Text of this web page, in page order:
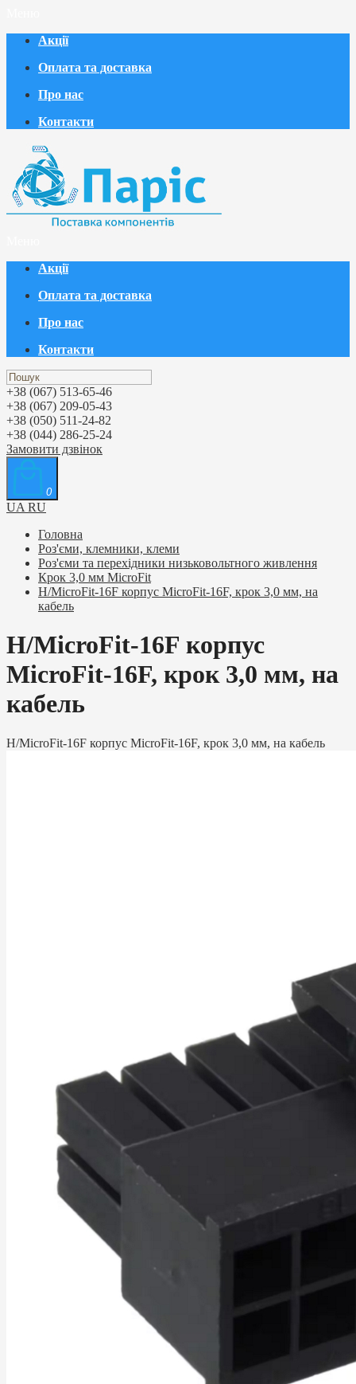
Акції
Оплата та доставка
Про нас
Контакти
Акції
Оплата та доставка
Про нас
Контакти
+38 (067) 513-65-46
+38 (067) 209-05-43
+38 (050) 511-24-82
+38 (044) 286-25-24
Замовити дзвінок
0
UA RU
Головна
Роз'єми, клемники, клеми
Роз'єми та перехідники низьковольтного живлення
Крок 3,0 мм MicroFit
H/MicroFit-16F корпус MicroFit-16F, крок 3,0 мм, на
кабель
H/MicroFit-16F корпус
MicroFit-16F, крок 3,0 мм, на
кабель
H/MicroFit-16F корпус MicroFit-16F, крок 3,0 мм, на кабель